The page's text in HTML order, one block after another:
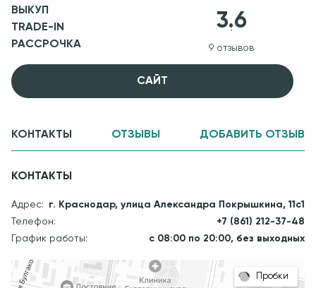
3.6
9 отзывов
ВЫКУП
TRADE-IN
РАССРОЧКА
CАЙТ
КОНТАКТЫ ОТЗЫВЫ ДОБАВИТЬ ОТЗЫВ
КОНТАКТЫ
Адрес:
г. Краснодар, улица Александра Покрышкина, 11с1
Телефон:
+7 (861) 212-37-48
График работы:
с 08:00 по 20:00, без выходных
Пробки